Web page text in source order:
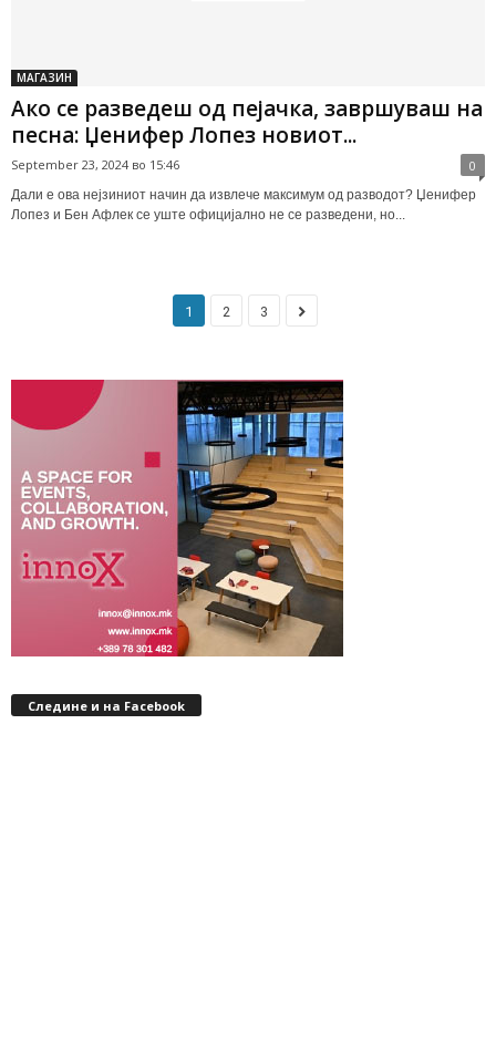
МАГАЗИН
Ако се разведеш од пејачка, завршуваш на
песна: Џенифер Лопез новиот...
September 23, 2024 во 15:46 0
Дали е ова нејзиниот начин да извлече максимум од разводот? Џенифер
Лопез и Бен Афлек се уште официјално не се разведени, но...
1 2 3
Следине и на Facebook